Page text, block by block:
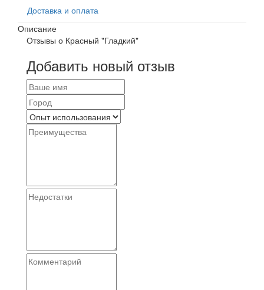
Доставка и оплата
Описание
Отзывы о Красный "Гладкий"
Добавить новый отзыв